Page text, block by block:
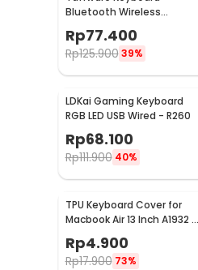
Bluetooth Wireless
Windows PC - BK3001
Rp77.400
Rp125.900 39%
LDKai Gaming Keyboard
RGB LED USB Wired - R260
Rp68.100
Rp111.900 40%
TPU Keyboard Cover for
Macbook Air 13 Inch A1932 -
Rp4.900
Rp17.900 73%